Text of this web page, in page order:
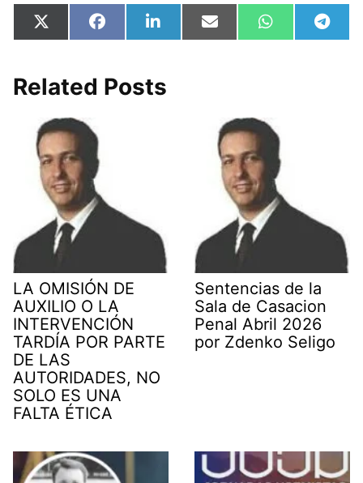
Compartir
en
X
(
i
t
e
r
Compartir
en
F
a
b
o
Compartir
en
L
i
e
d
Compartir
en
E
m
Compartir
en
W
h
en
T
e
Related Posts
LA OMISIÓN DE
AUXILIO O LA
INTERVENCIÓN
TARDÍA POR PARTE
DE LAS
AUTORIDADES, NO
SOLO ES UNA
FALTA ÉTICA
Sentencias de la
Sala de Casacion
Penal Abril 2026
por Zdenko Seligo